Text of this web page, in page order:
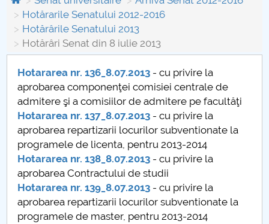
Despre Universitate
Centrul de Management al Proiectelor
Conseil d'administration
Nr. de telefon si adrese Facultăți
Informations sur l'admission
Români de pretutindeni - ADMITERE
Sénat universitaire
Hotărarile Senatului 2012-2016
Hotărârile Senatului 2013
Hotărâri Senat din 8 iulie 2013
Hotararea nr. 136_8.07.2013 - cu privire la
aprobarea componenţei comisiei centrale de
admitere şi a comisiilor de admitere pe facultăţi
Hotararea nr. 137_8.07.2013 - cu privire la
aprobarea repartizarii locurilor subventionate la
programele de licenta, pentru 2013-2014
Hotararea nr. 138_8.07.2013 - cu privire la
aprobarea Contractului de studii
Hotararea nr. 139_8.07.2013 - cu privire la
aprobarea repartizarii locurilor subventionate la
programele de master, pentru 2013-2014